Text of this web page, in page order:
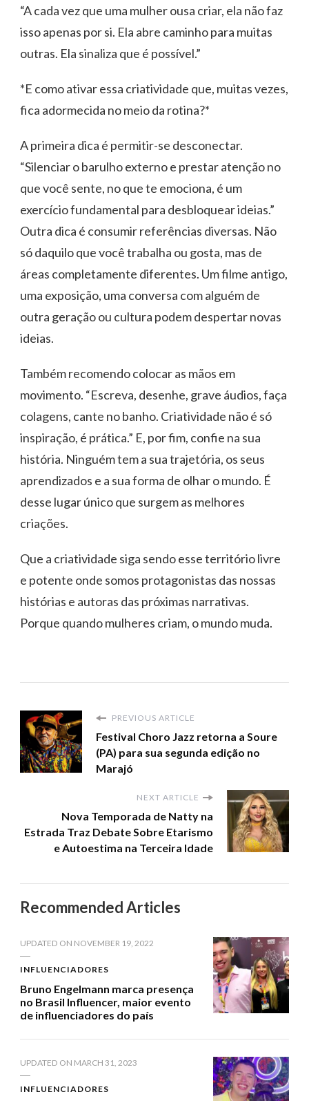
“A cada vez que uma mulher ousa criar, ela não faz
isso apenas por si. Ela abre caminho para muitas
outras. Ela sinaliza que é possível.”
*E como ativar essa criatividade que, muitas vezes,
fica adormecida no meio da rotina?*
A primeira dica é permitir-se desconectar.
“Silenciar o barulho externo e prestar atenção no
que você sente, no que te emociona, é um
exercício fundamental para desbloquear ideias.”
Outra dica é consumir referências diversas. Não
só daquilo que você trabalha ou gosta, mas de
áreas completamente diferentes. Um filme antigo,
uma exposição, uma conversa com alguém de
outra geração ou cultura podem despertar novas
ideias.
Também recomendo colocar as mãos em
movimento. “Escreva, desenhe, grave áudios, faça
colagens, cante no banho. Criatividade não é só
inspiração, é prática.” E, por fim, confie na sua
história. Ninguém tem a sua trajetória, os seus
aprendizados e a sua forma de olhar o mundo. É
desse lugar único que surgem as melhores
criações.
Que a criatividade siga sendo esse território livre
e potente onde somos protagonistas das nossas
histórias e autoras das próximas narrativas.
Porque quando mulheres criam, o mundo muda.
PREVIOUS ARTICLE
Festival Choro Jazz retorna a Soure
(PA) para sua segunda edição no
Marajó
NEXT ARTICLE
Nova Temporada de Natty na
Estrada Traz Debate Sobre Etarismo
e Autoestima na Terceira Idade
Recommended Articles
UPDATED ON NOVEMBER 19, 2022
INFLUENCIADORES
Bruno Engelmann marca presença
no Brasil Influencer, maior evento
de influenciadores do país
UPDATED ON MARCH 31, 2023
INFLUENCIADORES